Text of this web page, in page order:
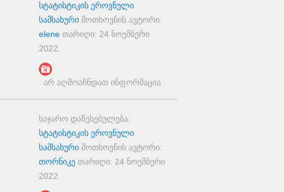
სტატისტიკის ეროვნული
სამსახურიმოთხოვნის ავტორი:
eleneთარიღი: 24 ნოემბერი
2022
არ აღმოაჩნდათ ინფორმაცია
საჯარო დაწესებულება:
სტატისტიკის ეროვნული
სამსახურიმოთხოვნის ავტორი:
თორნიკეთარიღი: 24 ნოემბერი
2022